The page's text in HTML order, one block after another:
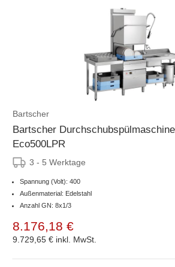
Bartscher
Bartscher
Eco500LPR
3 - 5 Werktage
Spannung (Volt): 400
Außenmaterial: Edelstahl
Anzahl GN: 8x1/3
8.176,18 €
9.729,65 € inkl. MwSt.